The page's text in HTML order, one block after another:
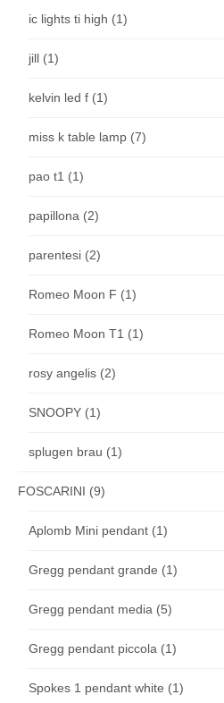
ic lights ti high (1)
jill (1)
kelvin led f (1)
miss k table lamp (7)
pao t1 (1)
papillona (2)
parentesi (2)
Romeo Moon F (1)
Romeo Moon T1 (1)
rosy angelis (2)
SNOOPY (1)
splugen brau (1)
FOSCARINI (9)
Aplomb Mini pendant (1)
Gregg pendant grande (1)
Gregg pendant media (5)
Gregg pendant piccola (1)
Spokes 1 pendant white (1)